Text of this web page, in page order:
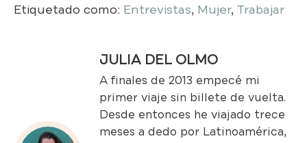
Etiquetado como: Entrevistas, Mujer, Trabajar
JULIA DEL OLMO
A finales de 2013 empecé mi
primer viaje sin billete de vuelta.
Desde entonces he viajado trece
meses a dedo por Latinoamérica,